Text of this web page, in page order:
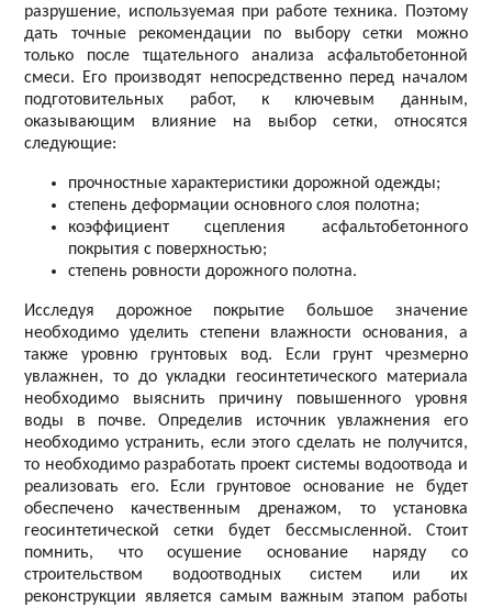
разрушение, используемая при работе техника. Поэтому
дать точные рекомендации по выбору сетки можно
только после тщательного анализа асфальтобетонной
смеси. Его производят непосредственно перед началом
подготовительных работ, к ключевым данным,
оказывающим влияние на выбор сетки, относятся
следующие:
прочностные характеристики дорожной одежды;
степень деформации основного слоя полотна;
коэффициент сцепления асфальтобетонного
покрытия с поверхностью;
степень ровности дорожного полотна.
Исследуя дорожное покрытие большое значение
необходимо уделить степени влажности основания, а
также уровню грунтовых вод. Если грунт чрезмерно
увлажнен, то до укладки геосинтетического материала
необходимо выяснить причину повышенного уровня
воды в почве. Определив источник увлажнения его
необходимо устранить, если этого сделать не получится,
то необходимо разработать проект системы водоотвода и
реализовать его. Если грунтовое основание не будет
обеспечено качественным дренажом, то установка
геосинтетической сетки будет бессмысленной. Стоит
помнить, что осушение основание наряду со
строительством водоотводных систем или их
реконструкции является самым важным этапом работы